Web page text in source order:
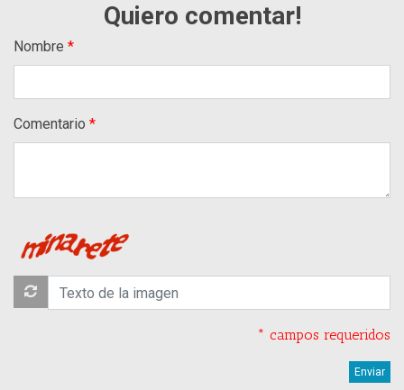
Quiero comentar!
Nombre
Comentario
* campos requeridos